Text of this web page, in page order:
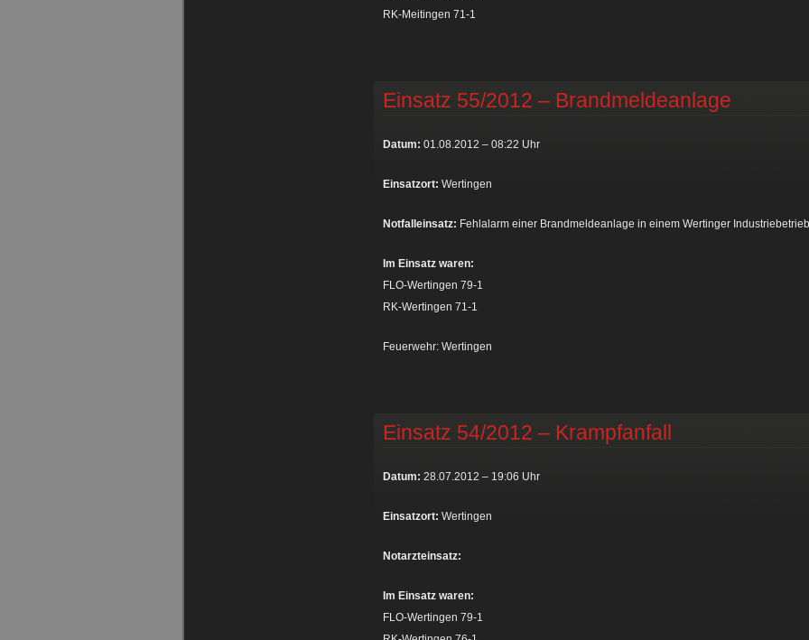
RK-Meitingen 71-1
Einsatz 55/2012 – Brandmeldeanlage
Datum: 01.08.2012 – 08:22 Uhr
Einsatzort: Wertingen
Notfalleinsatz: Fehlalarm einer Brandmeldeanlage in einem Wertinger
Im Einsatz waren:
FLO-Wertingen 79-1
RK-Wertingen 71-1
Feuerwehr: Wertingen
Einsatz 54/2012 – Krampfanfall
Datum: 28.07.2012 – 19:06 Uhr
Einsatzort: Wertingen
Notarzteinsatz:
Im Einsatz waren:
FLO-Wertingen 79-1